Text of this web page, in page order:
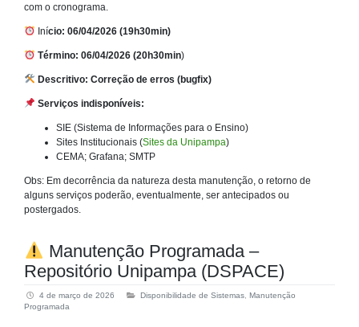
com o cronograma.
Início: 06/04/2026 (19h30min)
Término: 06/04/2026 (20h30min)
Descritivo: Correção de erros (bugfix)
Serviços indisponíveis:
SIE (Sistema de Informações para o Ensino)
Sites Institucionais (Sites da Unipampa)
CEMA; Grafana; SMTP
Obs: Em decorrência da natureza desta manutenção, o retorno de
alguns serviços poderão, eventualmente, ser antecipados ou
postergados.
Manutenção Programada –
Repositório Unipampa (DSPACE)
4 de março de 2026 Disponibilidade de Sistemas, Manutenção
Programada